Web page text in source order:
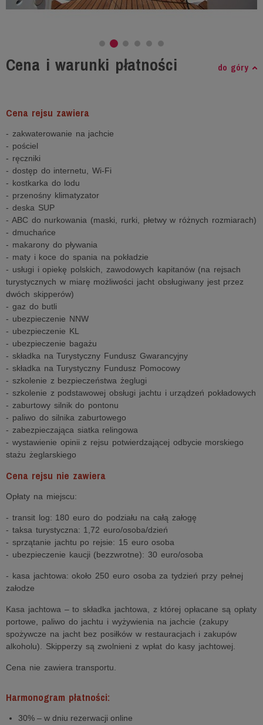
Cena i warunki płatności do góry
Cena rejsu zawiera
- zakwaterowanie na jachcie
- pościel
- ręczniki
- dostęp do internetu, Wi-Fi
- kostkarka do lodu
- przenośny klimatyzator
- deska SUP
- ABC do nurkowania (maski, rurki, płetwy w różnych rozmiarach)
- dmuchańce
- makarony do pływania
- maty i koce do spania na pokładzie
- usługi i opiekę polskich, zawodowych kapitanów (na rejsach
turystycznych w miarę możliwości jacht obsługiwany jest przez
dwóch skipperów)
- gaz do butli
- ubezpieczenie NNW
- ubezpieczenie KL
- ubezpieczenie bagażu
- składka na Turystyczny Fundusz Gwarancyjny
- składka na Turystyczny Fundusz Pomocowy
- szkolenie z bezpieczeństwa żeglugi
- szkolenie z podstawowej obsługi jachtu i urządzeń pokładowych
- zaburtowy silnik do pontonu
- paliwo do silnika zaburtowego
- zabezpieczająca siatka relingowa
- wystawienie opinii z rejsu potwierdzającej odbycie morskiego
stażu żeglarskiego
Cena rejsu nie zawiera
Opłaty na miejscu:
- transit log: 180 euro do podziału na całą załogę
- taksa turystyczna: 1,72 euro/osoba/dzień
- sprzątanie jachtu po rejsie: 15 euro osoba
- ubezpieczenie kaucji (bezzwrotne): 30 euro/osoba
- kasa jachtowa: około 250 euro osoba za tydzień przy pełnej
załodze
Kasa jachtowa – to składka jachtowa, z której opłacane są opłaty
portowe, paliwo do jachtu i wyżywienia na jachcie (zakupy
spożywcze na jacht bez posiłków w restauracjach i zakupów
alkoholu). Skipperzy są zwolnieni z wpłat do kasy jachtowej.
Cena nie zawiera transportu.
Harmonogram płatności:
30% – w dniu rezerwacji online